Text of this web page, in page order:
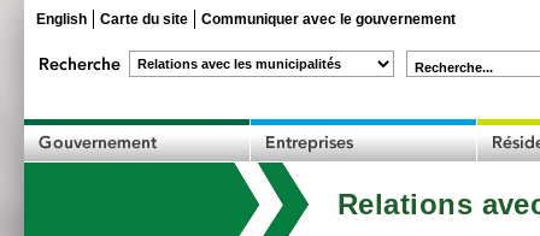
English Carte du site Communiquer avec le gouvernement
Recherche...
Relations